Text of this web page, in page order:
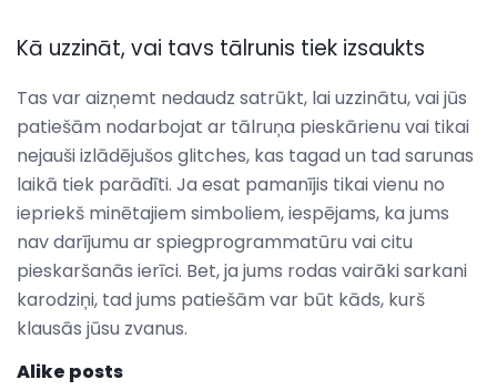
Kā uzzināt, vai tavs tālrunis tiek izsaukts
Tas var aizņemt nedaudz satrūkt, lai uzzinātu, vai jūs
patiešām nodarbojat ar tālruņa pieskārienu vai tikai
nejauši izlādējušos glitches, kas tagad un tad sarunas
laikā tiek parādīti. Ja esat pamanījis tikai vienu no
iepriekš minētajiem simboliem, iespējams, ka jums
nav darījumu ar spiegprogrammatūru vai citu
pieskaršanās ierīci. Bet, ja jums rodas vairāki sarkani
karodziņi, tad jums patiešām var būt kāds, kurš
klausās jūsu zvanus.
Alike posts